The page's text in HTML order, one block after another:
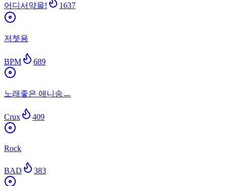
어디서약을! 1637
저쳇용
BPM 689
노래좋은 애니송ㅡ
Crux 409
Rock
BAD 383